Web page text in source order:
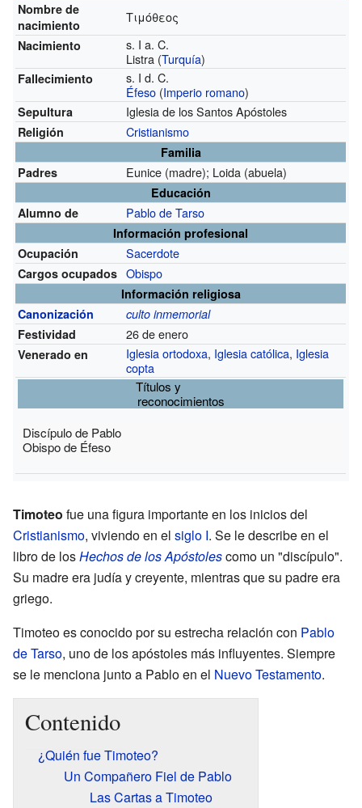
Nombre de
nacimiento
Τιμόθεος
Nacimiento
s. I a. C.
Listra (Turquía)
Fallecimiento
s. I d. C.
Éfeso (Imperio romano)
Sepultura Iglesia de los Santos Apóstoles
Religión Cristianismo
Familia
Padres
Eunice (madre); Loida (abuela)
Educación
Alumno de
Pablo de Tarso
Información profesional
Ocupación
Sacerdote
Cargos ocupados Obispo
Información religiosa
Canonización
culto inmemorial
Festividad
26 de enero
Venerado en Iglesia ortodoxa, Iglesia católica, Iglesia
copta
Títulos y
reconocimientos
Discípulo de Pablo
Obispo de Éfeso
Timoteo fue una figura importante en los inicios del
Cristianismo, viviendo en el siglo I. Se le describe en el
libro de losHechos de los Apóstolescomo un "discípulo".
Su madre era judía y creyente, mientras que su padre era
griego.
Timoteo es conocido por su estrecha relación con Pablo
de Tarso, uno de los apóstoles más influyentes. Siempre
se le menciona junto a Pablo en el Nuevo Testamento.
Contenido
¿Quién fue Timoteo?
Un Compañero Fiel de Pablo
Las Cartas a Timoteo